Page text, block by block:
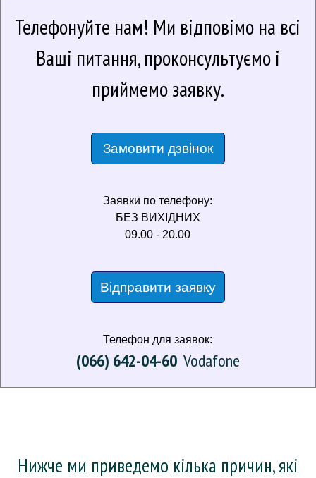
Телефонуйте нам! Ми відповімо на всі
Ваші питання, проконсультуємо і
приймемо заявку.
Замовити дзвінок
Заявки по телефону:
БЕЗ ВИХІДНИХ
09.00 - 20.00
Відправити заявку
Телефон для заявок:
(066) 642-04-60Vodafone
Нижче ми приведемо кілька причин, які